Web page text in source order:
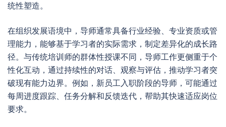
统性塑造。
在组织发展语境中，导师通常具备行业经验、专业资质或管
理能力，能够基于学习者的实际需求，制定差异化的成长路
径。与传统培训师的群体性授课不同，导师工作更侧重于个
性化互动，通过持续性的对话、观察与评估，推动学习者突
破现有能力边界。例如，新员工入职阶段的导师，可能通过
每周进度跟踪、任务分解和反馈迭代，帮助其快速适应岗位
要求。